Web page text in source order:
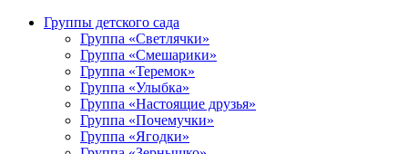
Группы детского сада
Группа «Светлячки»
Группа «Смешарики»
Группа «Теремок»
Группа «Улыбка»
Группа «Настоящие друзья»
Группа «Почемучки»
Группа «Ягодки»